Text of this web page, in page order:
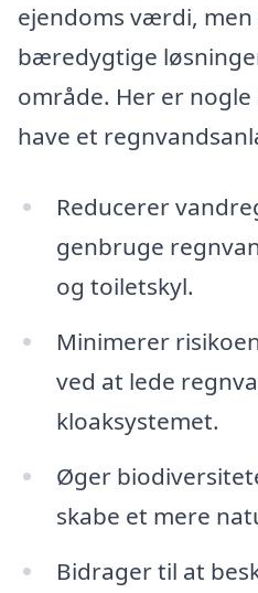
ejendoms værdi,
bæredygtige
område. Her er
have et
Reducerer
genbruge
og toiletskyl.
Minimerer
ved at lede
kloaksystemet.
Øger
skabe et mere
Bidrager til at